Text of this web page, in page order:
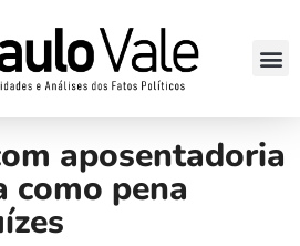
aposentadoria
como pena